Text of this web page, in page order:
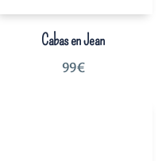
Cabas en Jean
99€